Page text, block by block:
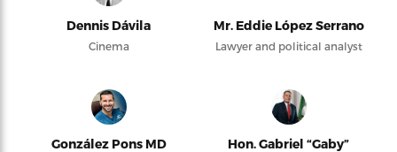
Dennis Dávila
Cinema
Mr. Eddie López Serrano
Lawyer and political analyst
González Pons MD
Hon. Gabriel “Gaby”